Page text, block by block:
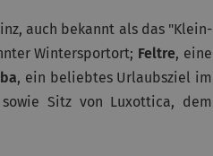
auch bekannt als das "Klein-
Wintersportort; Feltre, eine
, ein beliebtes Urlaubsziel im
Sitz von Luxottica, dem